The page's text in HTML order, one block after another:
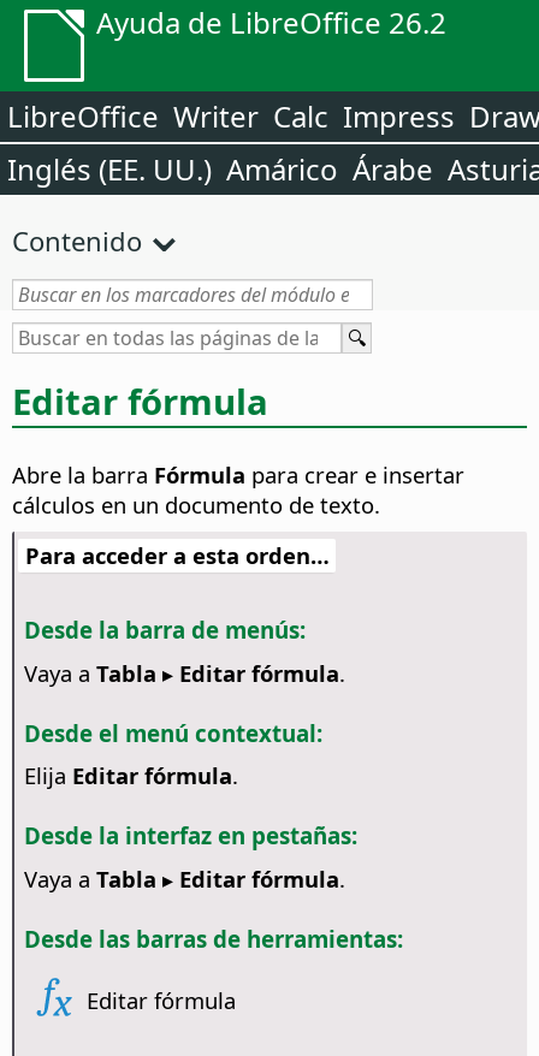
Ayuda de LibreOffice 26.2
LibreOffice Writer Calc Impress
Inglés (EE. UU.) Amárico Árabe
Contenido
Editar fórmula
Abre la barra Fórmula para crear e insertar
cálculos en un documento de texto.
Para acceder a esta orden…
Desde la barra de menús:
Vaya a Tabla ▸ Editar fórmula.
Desde el menú contextual:
Elija Editar fórmula.
Desde la interfaz en pestañas:
Vaya a Tabla ▸ Editar fórmula.
Desde las barras de herramientas:
Editar fórmula